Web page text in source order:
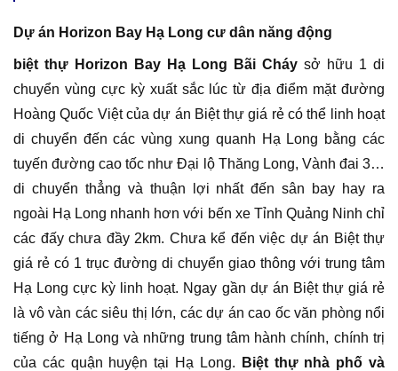
Dự án Horizon Bay Hạ Long cư dân năng động
biệt thự Horizon Bay Hạ Long Bãi Cháy sở hữu 1 di
chuyển vùng cực kỳ xuất sắc lúc từ địa điểm mặt đường
Hoàng Quốc Việt của dự án Biệt thự giá rẻ có thể linh hoạt
di chuyển đến các vùng xung quanh Hạ Long bằng các
tuyến đường cao tốc như Đại lộ Thăng Long, Vành đai 3…
di chuyển thẳng và thuận lợi nhất đến sân bay hay ra
ngoài Hạ Long nhanh hơn với bến xe Tỉnh Quảng Ninh chỉ
các đấy chưa đầy 2km. Chưa kể đến việc dự án Biệt thự
giá rẻ có 1 trục đường di chuyển giao thông với trung tâm
Hạ Long cực kỳ linh hoạt. Ngay gần dự án Biệt thự giá rẻ
là vô vàn các siêu thị lớn, các dự án cao ốc văn phòng nổi
tiếng ở Hạ Long và những trung tâm hành chính, chính trị
của các quận huyện tại Hạ Long.
Biệt thự nhà phố và